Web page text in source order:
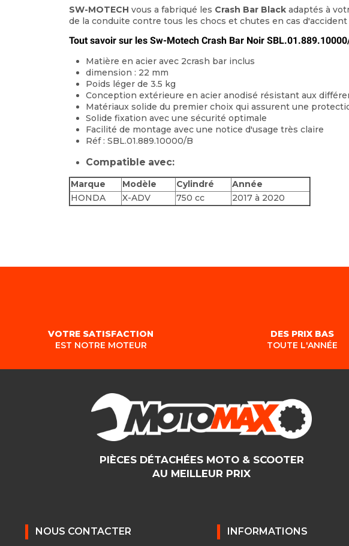
SW-MOTECH vous a fabriqué les Crash Bar Black adaptés à
de la conduite contre tous les chocs et chutes en cas
Tout savoir sur les Sw-Motech Crash Bar Noir
Matière en acier avec 2crash bar inclus
dimension : 22 mm
Poids léger de 3.5 kg
Conception extérieure en acier anodisé résistant aux
Matériaux solide du premier choix qui assurent une
Solide fixation avec une sécurité optimale
Facilité de montage avec une notice d'usage très claire
Réf : SBL.01.889.10000/B
Compatible avec:
Marque Modèle Cylindré
Année
HONDA
X-ADV 750 cc 2017 à 2020
VOTRE SATISFACTION
EST NOTRE MOTEUR
DES PRIX BAS
TOUTE L'ANNÉE
PIÈCES DÉTACHÉES MOTO & SCOOTER
AU MEILLEUR PRIX
NOUS CONTACTER INFORMATIONS